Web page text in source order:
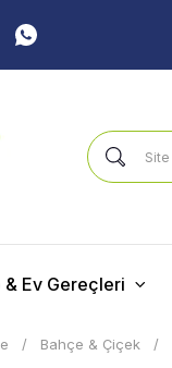
& Ev Gereçleri
Bahçe & Çiçek